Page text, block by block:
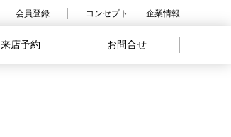
会員登録 コンセプト 企業情報
来店予約 お問合せ